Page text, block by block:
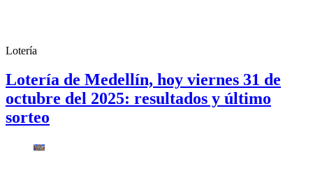
Lotería
Lotería de Medellín, hoy viernes 31 de
octubre del 2025: resultados y último
sorteo